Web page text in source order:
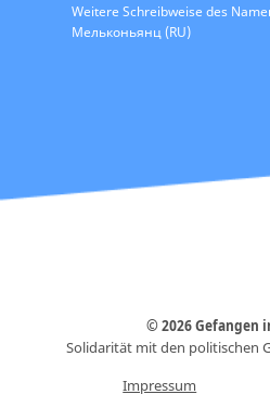
Weitere Schreibweise des
Мельконьянц (RU)
© 2026 Gefangen
Solidarität mit den politischen
Impressum